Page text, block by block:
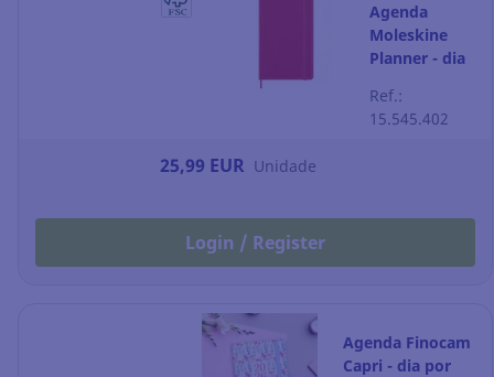
Agenda
Moleskine
Planner - dia
130 x 210 mm
- vermelho
Ref.:
15.545.402
25,99 EUR Unidade
Login / Register
Agenda Finocam
Capri - dia por